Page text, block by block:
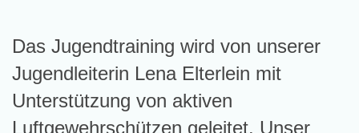
Das Jugendtraining wird von unserer
Jugendleiterin Lena Elterlein mit
Unterstützung von aktiven
Luftgewehrschützen geleitet. Unser